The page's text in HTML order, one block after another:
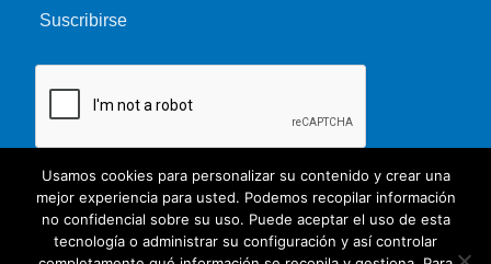
Usamos cookies para personalizar su contenido y crear una
mejor experiencia para usted. Podemos recopilar información
no confidencial sobre su uso. Puede aceptar el uso de esta
tecnología o administrar su configuración y así controlar